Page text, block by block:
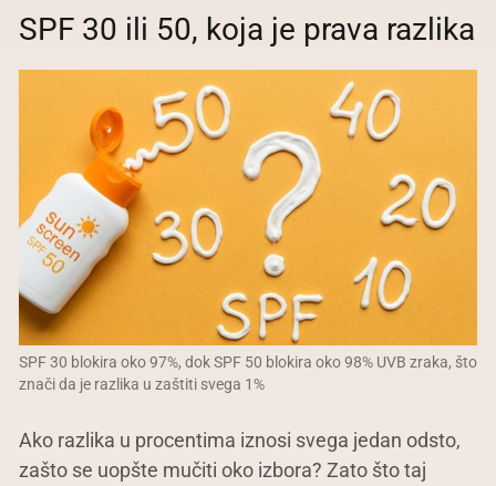
SPF 30 ili 50, koja je prava razlika
SPF 30 blokira oko 97%, dok SPF 50 blokira oko 98% UVB zraka, što
znači da je razlika u zaštiti svega 1%
Ako razlika u procentima iznosi svega jedan odsto,
zašto se uopšte mučiti oko izbora? Zato što taj